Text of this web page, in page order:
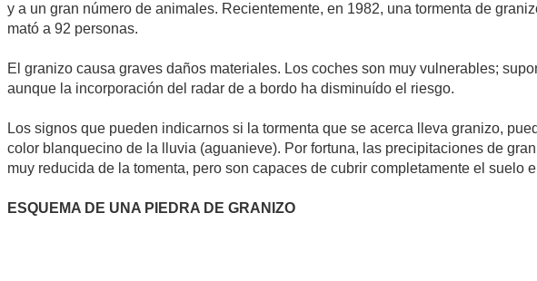
y a un gran número de animales. Recientemente, en 1982, una tormenta de
mató a 92 personas.
El granizo causa graves daños materiales. Los coches son muy vulnerables;
aunque la incorporación del radar de a bordo ha disminuído el riesgo.
Los signos que pueden indicarnos si la tormenta que se acerca lleva granizo,
color blanquecino de la lluvia (aguanieve). Por fortuna, las precipitaciones de
muy reducida de la tomenta, pero son capaces de cubrir completamente el suelo
ESQUEMA DE UNA PIEDRA DE GRANIZO